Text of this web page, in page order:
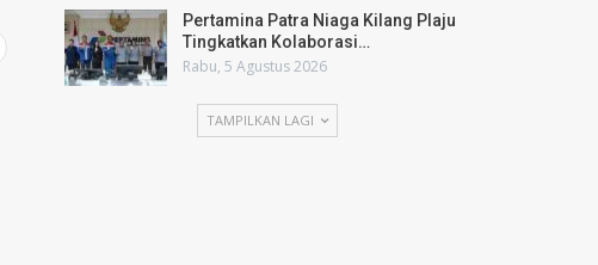
Pertamina Patra Niaga Kilang Plaju
Tingkatkan Kolaborasi…
Rabu, 5 Agustus 2026
TAMPILKAN LAGI